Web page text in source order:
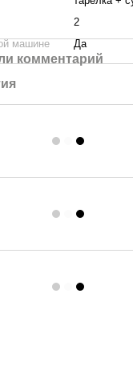
2
машине
Да
комментарий